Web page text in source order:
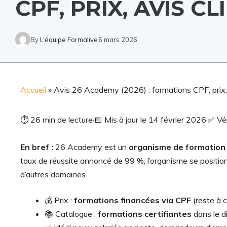
CPF, PRIX, AVIS
ByL’équipe Formalive6 mars 2026
Accueil » Avis 26 Academy (2026) : formations CPF,
⏱ 26 min de lecture·📅 Mis à jour le 14 février 2026·✅
En bref : 26 Academy est un organisme de formation
taux de réussite annoncé de 99 %, l’organisme se
d’autres domaines.
💰 Prix : formations financées via CPF (reste à
📚 Catalogue : formations certifiantes dans le